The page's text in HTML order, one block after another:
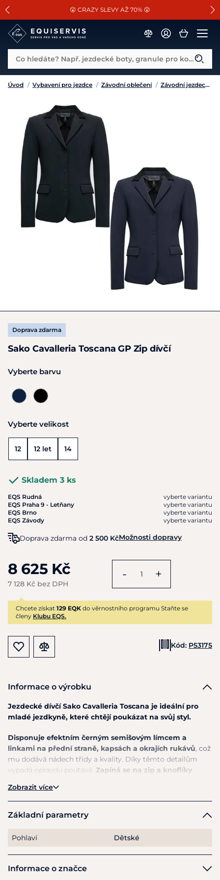
SLEVA 13% na vše od Cassini!
😮 CRAZY SLEVY AŽ 70% 😮
📐Pasování a doplňky k vybraným sedlům ZDARMA 🐴
Co hledáte? Např. jezdecké boty, granule pro koně...
Úvod / Vybavení pro jezdce / Závodní oblečení / Závodní jezdecká saka
Doprava zdarma
Sako Cavalleria Toscana GP Zip dívčí
Vyberte barvu
Vyberte velikost
12 12 let 14
Skladem 3 ks
EQS Rudná
vyberte variantu
EQS Praha 9 - Letňany
vyberte variantu
EQS Brno
vyberte variantu
EQS Závody
vyberte variantu
Doprava zdarma od 2 500 KčMožnosti dopravy
8 625 Kč
7 128 Kč bez DPH
- +
Chcete získat 129 EQK do věrnostního programu Staňte se
členy Klubu EQS.
Kód: P53175
Informace o výrobku
Jezdecké dívčí Sako Cavalleria Toscana je ideální pro
mladé jezdkyně, které chtějí poukázat na svůj styl.
Disponuje efektním černým semišovým límcem a
linkami na přední straně, kapsách a okrajích rukávů, což
mu dodává nádech třídy a kvality. Díky těmto detailům
vypadá opravdu poutavě. Zapíná se na zip a knoflíky.
celkový propracovaný a rafinovaný vzhled.
Velmi stylový, pohodlný a praktický outfit s kterým budete
POLYESTER,18% ELASTAN/SPANDEX. Podšívka: 100%
VISKÓZA/RAYON
Zobrazit více
Základní parametry
Pohlaví Dětské
Informace o značce